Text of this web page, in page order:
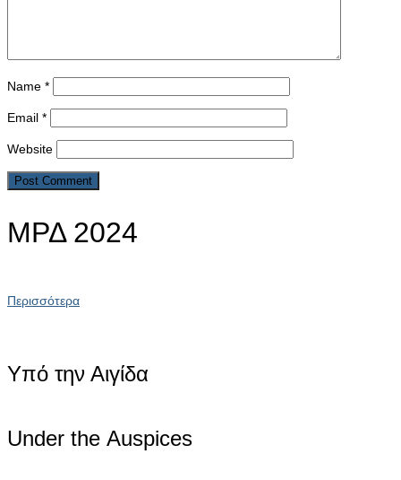
Name *
Email *
Website
ΜΡΔ 2024
Περισσότερα
Υπό την Αιγίδα
Under the Αuspices